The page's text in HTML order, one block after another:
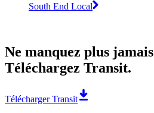
South End Local
Ne manquez plus
Téléchargez Transit.
Télécharger Transit